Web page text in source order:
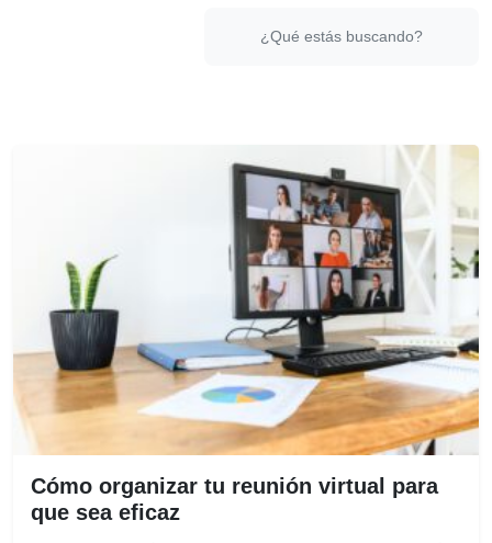
Cómo organizar tu reunión virtual para
que sea eficaz